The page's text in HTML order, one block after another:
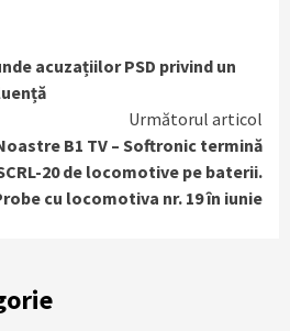
acuzațiilor PSD privind un
Următorul articol
B1 TV – Softronic termină
20 de locomotive pe baterii.
cu locomotiva nr. 19 în iunie